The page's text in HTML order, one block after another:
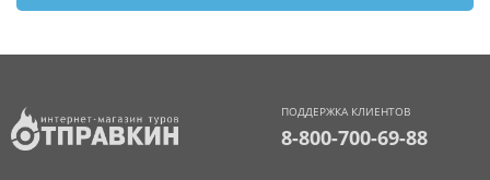
ПОДДЕРЖКА КЛИЕНТОВ
8-800-700-69-88